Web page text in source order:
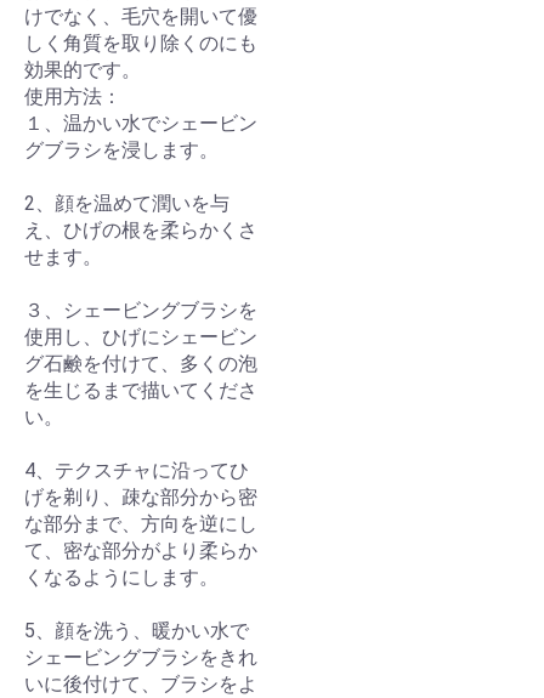
けでなく、毛穴を開いて優
しく角質を取り除くのにも
効果的です。
使用方法：
１、温かい水でシェービン
グブラシを浸します。
2、顔を温めて潤いを与
え、ひげの根を柔らかくさ
せます。
３、シェービングブラシを
使用し、ひげにシェービン
グ石鹸を付けて、多くの泡
を生じるまで描いてくださ
い。
4、テクスチャに沿ってひ
げを剃り、疎な部分から密
な部分まで、方向を逆にし
て、密な部分がより柔らか
くなるようにします。
5、顔を洗う、暖かい水で
シェービングブラシをきれ
いに後付けて、ブラシをよ